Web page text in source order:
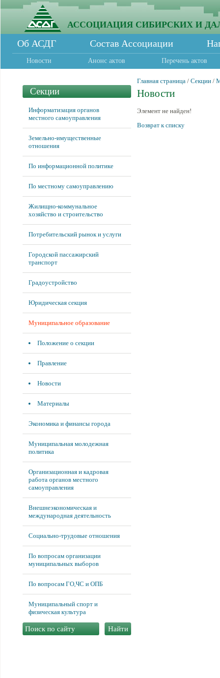
АССОЦИАЦИЯ СИБИРСКИХ И
Об АСДГ Состав Ассоциации
Новости Анонс актов Перечень актов
Секции
Информатизация органов
местного самоуправления
Земельно-имущественные
отношения
По информационной политике
По местному самоуправлению
Жилищно-коммунальное
хозяйство и строительство
Потребительский рынок и услуги
Городской пассажирский
транспорт
Градоустройство
Юридическая секция
Муниципальное образование
Положение о секции
Правление
Новости
Материалы
Экономика и финансы города
Муниципальная молодежная
политика
Организационная и кадровая
работа органов местного
самоуправления
Внешнеэкономическая и
международная деятельность
Социально-трудовые отношения
По вопросам организации
муниципальных выборов
По вопросам ГО,ЧС и ОПБ
Муниципальный спорт и
физическая культура
Главная страница / Секции /
Новости
Элемент не найден!
Возврат к списку